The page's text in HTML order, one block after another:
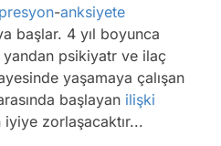
-anksiyete
başlar. 4 yıl boyunca
yandan psikiyatr ve ilaç
yaşamaya çalışan
başlayan ilişki
iyiye zorlaşacaktır...